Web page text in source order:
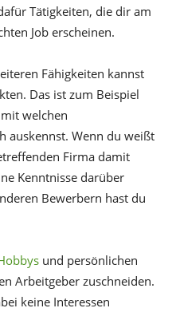
Tätigkeiten, die dir am
Job erscheinen.
Fähigkeiten kannst
Das ist zum Beispiel
welchen
auskennst. Wenn du weißt
Firma damit
Kenntnisse darüber
Bewerbern hast du
und persönlichen
Arbeitgeber zuschneiden.
keine Interessen